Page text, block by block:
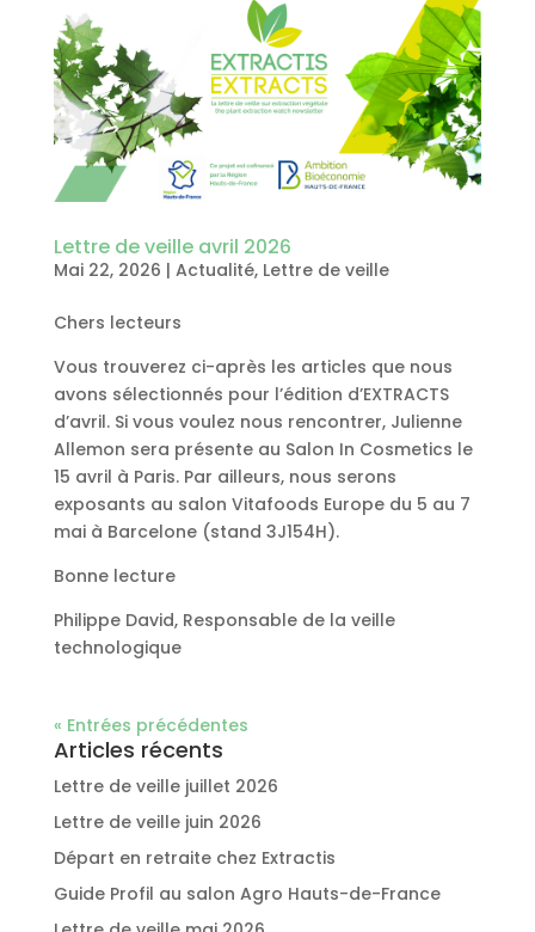
Lettre de veille avril 2026
Mai 22, 2026 | Actualité, Lettre de veille
Chers lecteurs
Vous trouverez ci-après les articles que nous
avons sélectionnés pour l’édition d’EXTRACTS
d’avril. Si vous voulez nous rencontrer, Julienne
Allemon sera présente au Salon In Cosmetics le
15 avril à Paris. Par ailleurs, nous serons
exposants au salon Vitafoods Europe du 5 au 7
mai à Barcelone (stand 3J154H).
Bonne lecture
Philippe David, Responsable de la veille
technologique
« Entrées précédentes
Articles récents
Lettre de veille juillet 2026
Lettre de veille juin 2026
Départ en retraite chez Extractis
Guide Profil au salon Agro Hauts-de-France